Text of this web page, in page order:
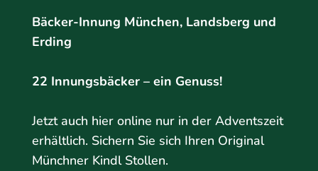
Bäcker-Innung München, Landsberg und
Erding
22 Innungsbäcker – ein Genuss!
Jetzt auch hier online nur in der Adventszeit
erhältlich. Sichern Sie sich Ihren Original
Münchner Kindl Stollen.